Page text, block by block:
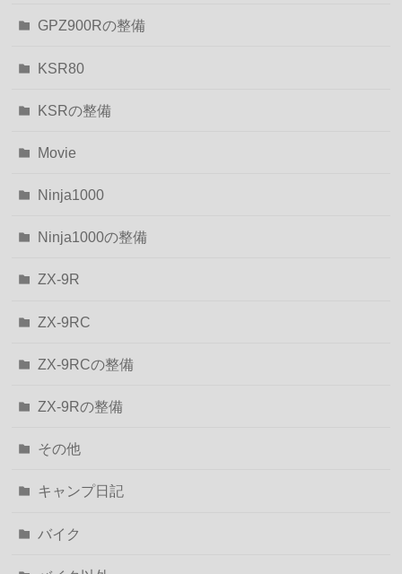
GPZ900Rの整備
KSR80
KSRの整備
Movie
Ninja1000
Ninja1000の整備
ZX-9R
ZX-9RC
ZX-9RCの整備
ZX-9Rの整備
その他
キャンプ日記
バイク